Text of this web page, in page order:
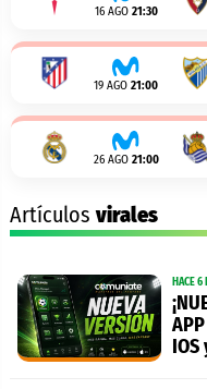
16 AGO 21:30
19 AGO 21:00
26 AGO 21:00
Artículosvirales
HACE 6